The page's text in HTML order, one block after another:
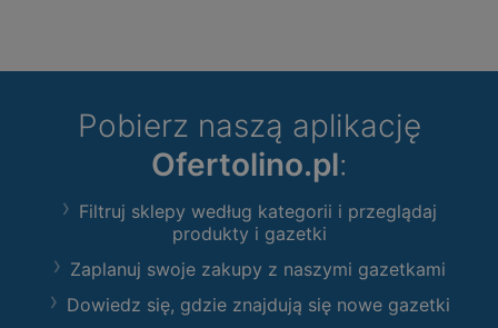
Pobierz naszą aplikację
Ofertolino.pl:
Filtruj sklepy według kategorii i przeglądaj
produkty i gazetki
Zaplanuj swoje zakupy z naszymi gazetkami
Dowiedz się, gdzie znajdują się nowe gazetki